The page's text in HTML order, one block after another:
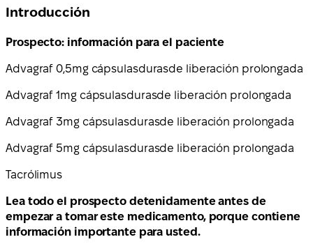
Introducción
Prospecto: información para el paciente
Advagraf 0,5mg cápsulasdurasde liberación prolongada
Advagraf 1mg cápsulasdurasde liberación prolongada
Advagraf 3mg cápsulasdurasde liberación prolongada
Advagraf 5mg cápsulasdurasde liberación prolongada
Tacrólimus
Lea todo el prospecto detenidamente antes de
empezar a tomar este medicamento, porque contiene
información importante para usted.